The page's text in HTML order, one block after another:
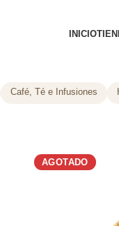
INICIO
Café, Té e Infusiones
AGOTADO